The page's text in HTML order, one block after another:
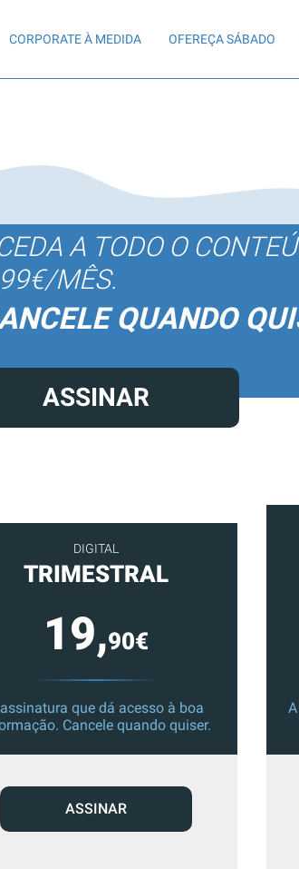
CORPORATE À MEDIDA OFEREÇA SÁBADO
A TODO O
MÊS.
QUANDO
ASSINAR
DIGITAL
TRIMESTRAL
19,90€
que dá acesso à boa
Cancele quando quiser.
ASSINAR